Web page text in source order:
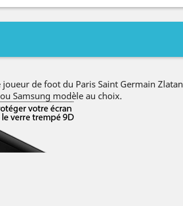
de foot du Paris Saint Germain Zlatan
Samsung modèle au choix.